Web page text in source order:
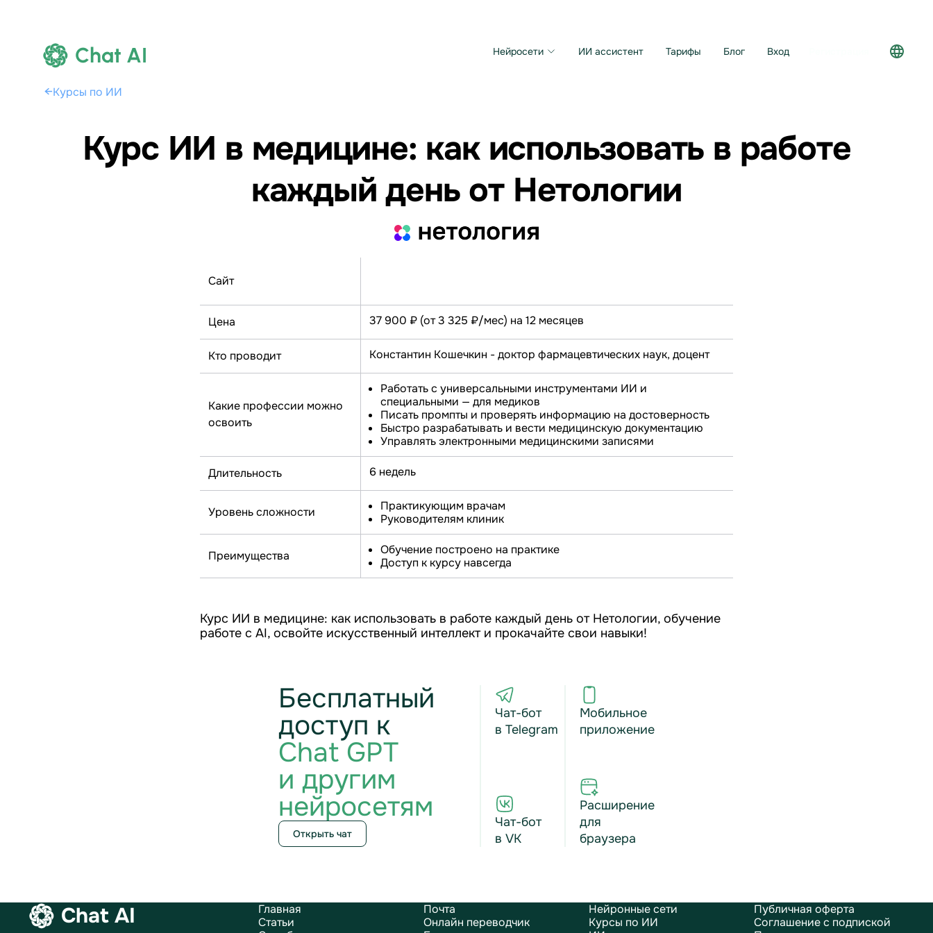
Chat AI Нейросети ИИ ассистент Тарифы Блог Вход
←Курсы по ИИ
Курс ИИ в медицине: как использовать в работе
каждый день от Нетологии
Сайт
Цена 37 900 ₽ (от 3 325 ₽/мес) на 12 месяцев
Кто проводит Константин Кошечкин - доктор фармацевтических наук, доцент
Какие профессии можно
освоить
Работать с универсальными инструментами ИИ и
специальными — для медиков
Писать промпты и проверять информацию на достоверность
Быстро разрабатывать и вести медицинскую документацию
Управлять электронными медицинскими записями
Длительность 6 недель
Уровень сложности
Практикующим врачам
Руководителям клиник
Преимущества
Обучение построено на практике
Доступ к курсу навсегда
Курс ИИ в медицине: как использовать в работе каждый день от Нетологии, обучение
работе с AI, освойте искусственный интеллект и прокачайте свои навыки!
Бесплатный
доступ к
Chat GPT
и другим
нейросетям
Открыть чат
Чат-бот
в Telegram
Чат-бот
в VK
Мобильное
приложение
Расширение
для
браузера
Chat AI
Главная
Статьи
Почта
Онлайн переводчик
Нейронные сети
Курсы по ИИ
Публичная оферта
Соглашение с подпиской